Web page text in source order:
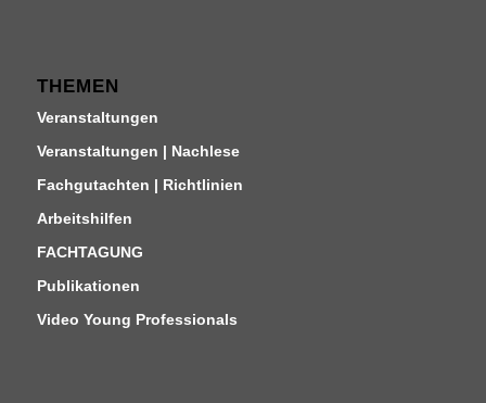
THEMEN
Veranstaltungen
Veranstaltungen | Nachlese
Fachgutachten | Richtlinien
Arbeitshilfen
FACHTAGUNG
Publikationen
Video Young Professionals